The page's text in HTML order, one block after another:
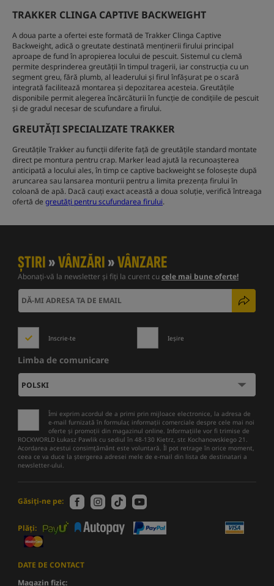
TRAKKER CLINGA CAPTIVE BACKWEIGHT
A doua parte a ofertei este formată de Trakker Clinga Captive
Backweight, adică o greutate destinată menținerii firului principal
aproape de fund în apropierea locului de pescuit. Sistemul cu clemă
permite desprinderea greutății în timpul tragerii, iar construcția cu un
segment greu, fără plumb, al leaderului și firul înfășurat pe o scară
integrată facilitează montarea și depozitarea acesteia. Greutățile
disponibile permit alegerea încărcăturii în funcție de condițiile de pescuit
și de gradul necesar de scufundare a firului.
GREUTĂȚI SPECIALIZATE TRAKKER
Greutățile Trakker au funcții diferite față de greutățile standard montate
direct pe montura pentru crap. Marker lead ajută la recunoașterea
anticipată a locului ales, în timp ce captive backweight se folosește după
aruncarea sau lansarea monturii pentru a limita prezența firului în
coloană de apă. Dacă cauți exact această a doua soluție, verifică întreaga
ofertă de greutăți pentru scufundarea firului.
ȘTIRI»VÂNZĂRI»VÂNZARE
Abonați-vă la newsletter și fiți la curent cucele mai bune oferte!
Inscrie-te Ieșire
Limba de comunicare
Îmi exprim acordul de a primi prin mijloace electronice, la adresa de
e-mail furnizată în formular, informații comerciale despre cele mai noi
oferte și promoții din magazinul online. Informațiile vor fi trimise de
ROCKWORLD Łukasz Pawlik cu sediul în 48-130 Kietrz, str. Kochanowskiego 21.
Acordarea acestui consimțământ este voluntară. Îl pot retrage în orice moment,
ceea ce va duce la ștergerea adresei mele de e-mail din lista de destinatari a
newsletter-ului.
Găsiți-ne pe:
Plăți:
DATE DE CONTACT
Magazin fizic: